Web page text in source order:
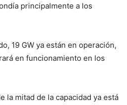
principalmente a los
19 GW ya están en operación,
en funcionamiento en los
la mitad de la capacidad ya está